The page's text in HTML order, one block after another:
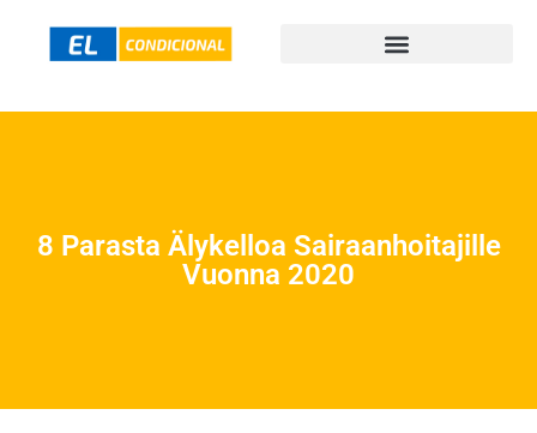
8 Parasta Älykelloa Sairaanhoitajille
Vuonna 2020